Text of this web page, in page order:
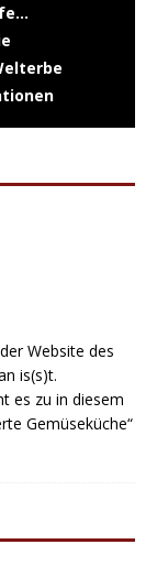
Website des
is(s)t.
es zu in diesem
Gemüseküche“